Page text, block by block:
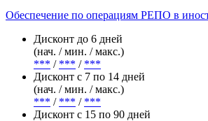
Обеспечение по операциям РЕПО в
Дисконт до 6 дней
(нач. / мин. / макс.)
*** / *** / ***
Дисконт с 7 по 14 дней
(нач. / мин. / макс.)
*** / *** / ***
Дисконт с 15 по 90 дней